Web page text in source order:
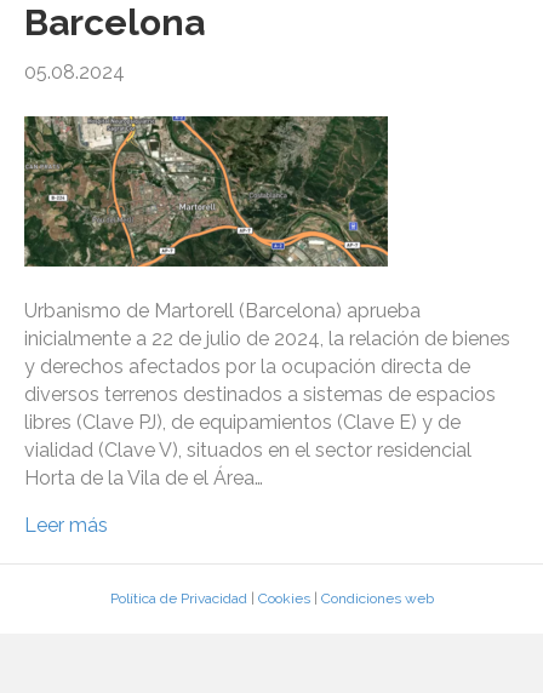
Barcelona
05.08.2024
Urbanismo de Martorell (Barcelona) aprueba
inicialmente a 22 de julio de 2024, la relación de bienes
y derechos afectados por la ocupación directa de
diversos terrenos destinados a sistemas de espacios
libres (Clave PJ), de equipamientos (Clave E) y de
vialidad (Clave V), situados en el sector residencial
Horta de la Vila de el Área…
Leer más
Política de Privacidad| Cookies| Condiciones web